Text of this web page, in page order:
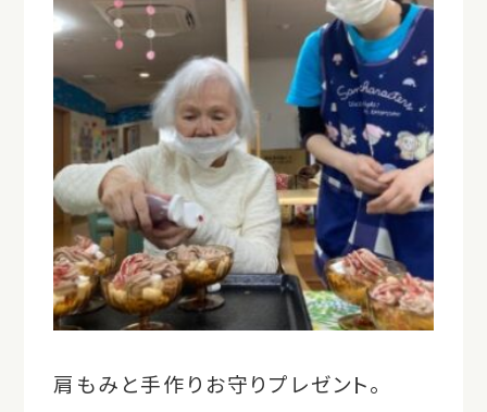
肩もみと手作りお守りプレゼント。